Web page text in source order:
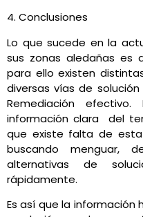
4. Conclusiones
Lo que sucede en la
sus zonas aledañas es
para ello existen
diversas vías de
Remediación
información clara del
que existe falta de
buscando menguar,
alternativas de
rápidamente.
Es así que la